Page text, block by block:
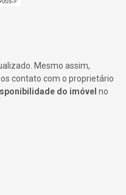
Mesmo assim,
contato com o proprietário
do imóvel no